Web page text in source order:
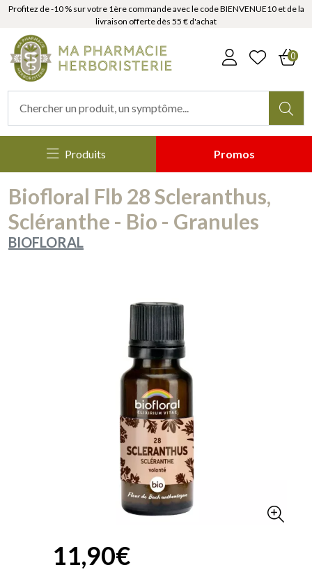
Profitez de -10 % sur votre 1ère commande avec le code BIENVENUE10 et de la
livraison offerte dès 55 € d'achat
0
Produits Promos
Biofloral Flb 28 Scleranthus,
Scléranthe - Bio - Granules
BIOFLORAL
11,90€